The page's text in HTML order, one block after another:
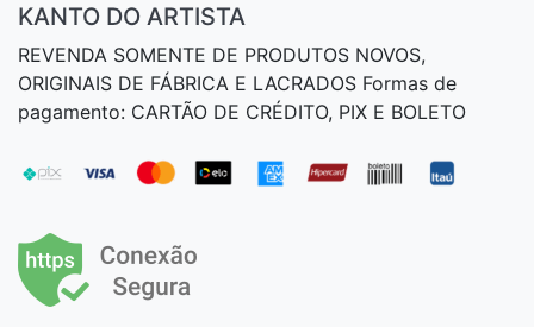
KANTO DO ARTISTA
REVENDA SOMENTE DE PRODUTOS NOVOS,
ORIGINAIS DE FÁBRICA E LACRADOS Formas de
pagamento: CARTÃO DE CRÉDITO, PIX E BOLETO